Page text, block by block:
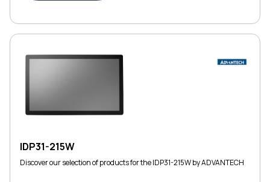
IDP31-215W
Discover our selection of products for the IDP31-215W by ADVANTECH